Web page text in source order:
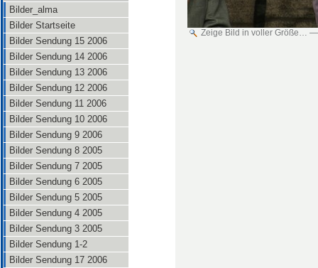
Bilder_alma
Bilder Startseite
Bilder Sendung 15 2006
Bilder Sendung 14 2006
Bilder Sendung 13 2006
Bilder Sendung 12 2006
Bilder Sendung 11 2006
Bilder Sendung 10 2006
Bilder Sendung 9 2006
Bilder Sendung 8 2005
Bilder Sendung 7 2005
Bilder Sendung 6 2005
Bilder Sendung 5 2005
Bilder Sendung 4 2005
Bilder Sendung 3 2005
Bilder Sendung 1-2
Bilder Sendung 17 2006
Zeige Bild in voller Größe…